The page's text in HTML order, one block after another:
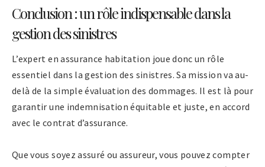
Conclusion : un rôle indispensable dans la
gestion des sinistres
L’expert en assurance habitation joue donc un rôle
essentiel dans la gestion des sinistres. Sa mission va au-
delà de la simple évaluation des dommages. Il est là pour
garantir une indemnisation équitable et juste, en accord
avec le contrat d’assurance.
Que vous soyez assuré ou assureur, vous pouvez compter